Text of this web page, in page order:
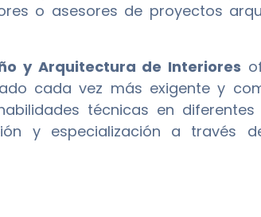
o asesores de proyectos
y Arquitectura de Interiores
cada vez más exigente y
técnicas en
y especialización a través